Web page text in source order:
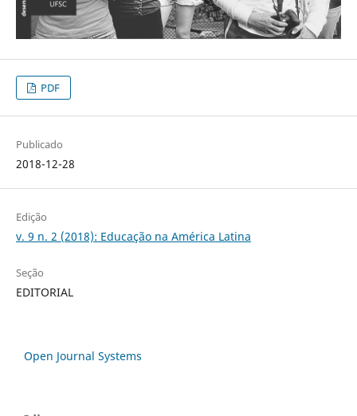
PDF
Publicado
2018-12-28
Edição
v. 9 n. 2 (2018): Educação na América Latina
Seção
EDITORIAL
Open Journal Systems